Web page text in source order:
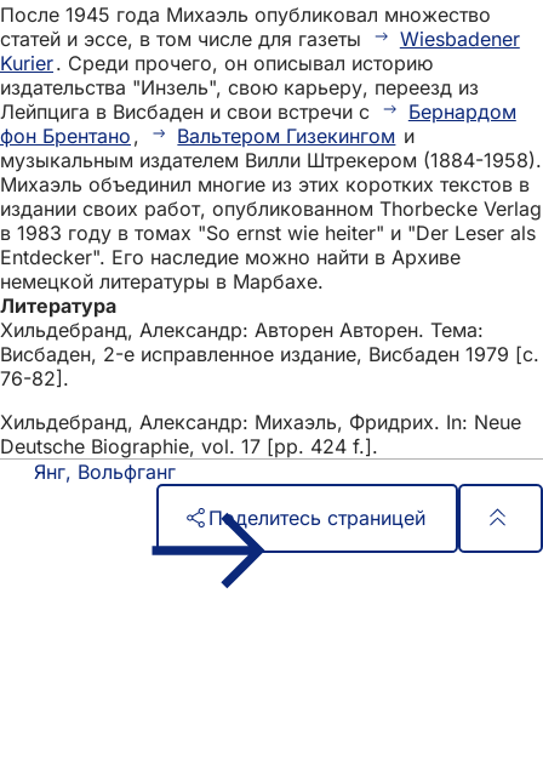
После 1945 года Михаэль опубликовал множество
статей и эссе, в том числе для газеты
Wiesbadener
Kurier. Среди прочего, он описывал историю
издательства "Инзель", свою карьеру, переезд из
Лейпцига в Висбаден и свои встречи с
Бернардом
фон Брентано , Вальтером Гизекингом и
музыкальным издателем Вилли Штрекером (1884-1958).
Михаэль объединил многие из этих коротких текстов в
издании своих работ, опубликованном Thorbecke Verlag
в 1983 году в томах "So ernst wie heiter" и "Der Leser als
Entdecker". Его наследие можно найти в Архиве
немецкой литературы в Марбахе.
Литература
Хильдебранд, Александр: Авторен Авторен. Тема:
Висбаден, 2-е исправленное издание, Висбаден 1979 [с.
76-82].
Хильдебранд, Александр: Михаэль, Фридрих. In: Neue
Deutsche Biographie, vol. 17 [pp. 424 f.].
Янг, Вольфганг
Поделитесь страницей